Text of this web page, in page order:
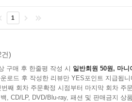
1
건)
구매 후 한줄평 작성 시 일반회원 50원, 마니
로드 후 작성한 리뷰만 YES포인트 지급됩니
번째 회차 주문확정 시점부터 마지막 회차 주
, CD/LP, DVD/Blu-ray, 패션 및 판매금지 상